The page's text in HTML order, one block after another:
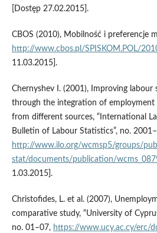
[Dostęp 27.02.2015].
CBOS (2010), Mobilność i preferencje
http://www.cbos.pl/SPISKOM.POL/
11.03.2015].
Chernyshev I. (2001), Improving labour
through the integration of employment
from different sources, “International
Bulletin of Labour Statistics”, no.
http://www.ilo.org/wcmsp5/groups/
stat/documents/publication/
1.03.2015].
Christofides, L. et al. (2007),
comparative study, “University of
no. 01–07, https://www.ucy.ac.cy/erc/